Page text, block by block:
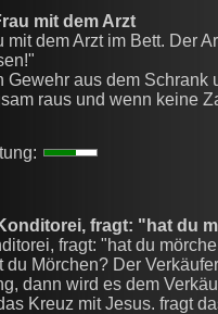
mit dem Arzt
dem Arzt im Bett. Der
Gewehr aus dem Schrank
raus und wenn keine
fragt: "hat du
fragt: "hat du
du Mörchen? Der
dann wird es dem
Kreuz mit Jesus. fragt